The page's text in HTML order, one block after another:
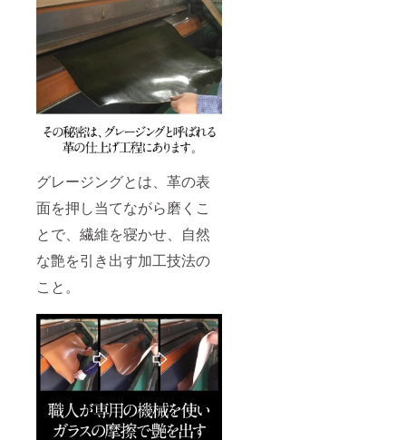
グレージングとは、革の表
面を押し当てながら磨くこ
とで、繊維を寝かせ、自然
な艶を引き出す加工技法の
こと。